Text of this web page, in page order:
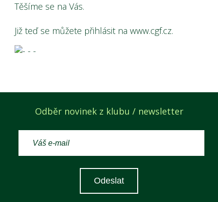
Těšíme se na Vás.
Již teď se můžete přihlásit na www.cgf.cz.
Odběr novinek z klubu / newsletter
Odeslat